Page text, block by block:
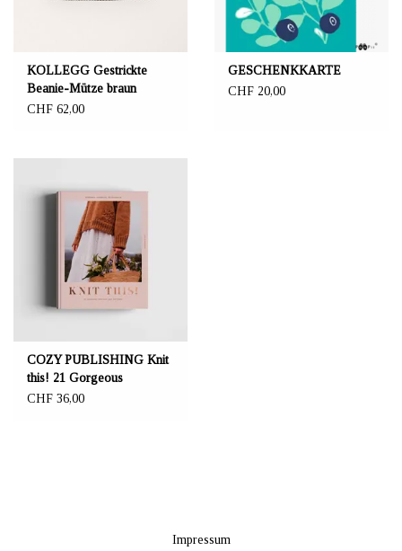
KOLLEGG Gestrickte
Beanie-Mütze braun
CHF 62,00
GESCHENKKARTE
CHF 20,00
COZY PUBLISHING Knit
this! 21 Gorgeous
Everyday Knit Patterns
CHF 36,00
Impressum